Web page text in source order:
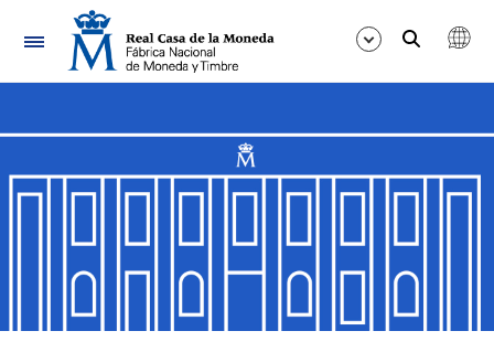
Navigation
Show/Hide
Show/Hide
Show/Hide